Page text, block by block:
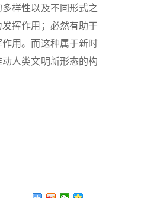
样性以及不同形式之
挥作用；必然有助于
用。而这种属于新时
人类文明新形态的构